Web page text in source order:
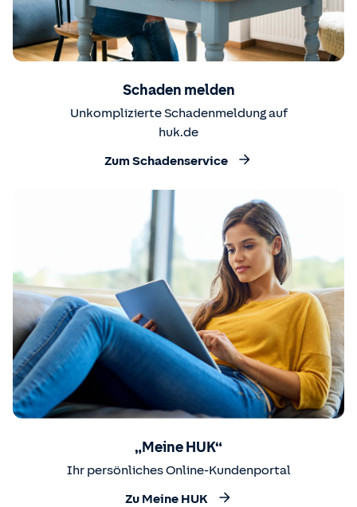
Schaden melden
Unkomplizierte Schadenmeldung auf
huk.de
Zum Schadenservice
„Meine HUK“
Ihr persönliches Online-Kundenportal
Zu Meine HUK